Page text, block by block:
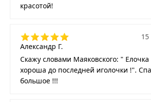
красотой!
Александр Г.
Скажу словами Маяковского: " Елочка
хороша до последней иголочки !".
большое !!!